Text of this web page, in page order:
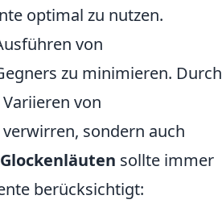
optimal zu nutzen.
von
zu minimieren. Durch
von
sondern auch
Glockenläuten sollte immer
berücksichtigt: